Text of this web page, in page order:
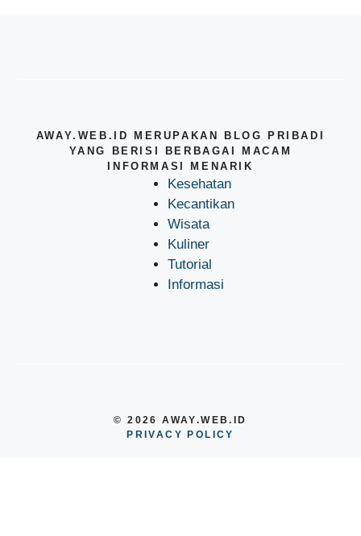
AWAY.WEB.ID MERUPAKAN BLOG PRIBADI
YANG BERISI BERBAGAI MACAM
INFORMASI MENARIK
Kesehatan
Kecantikan
Wisata
Kuliner
Tutorial
Informasi
© 2026 AWAY.WEB.ID
PRIVACY POLICY